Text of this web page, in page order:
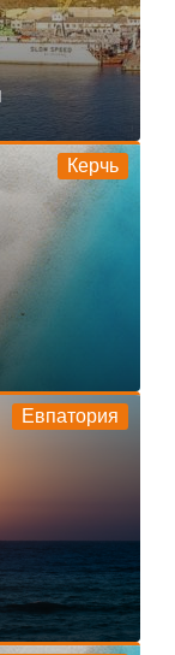
Керчь
Евпатория